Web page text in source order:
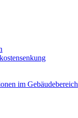
im Gebäudebereich